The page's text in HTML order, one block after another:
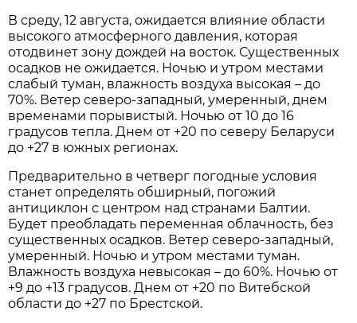
В среду, 12 августа, ожидается влияние области
высокого атмосферного давления, которая
отодвинет зону дождей на восток. Существенных
осадков не ожидается. Ночью и утром местами
слабый туман, влажность воздуха высокая – до
70%. Ветер северо-западный, умеренный, днем
временами порывистый. Ночью от 10 до 16
градусов тепла. Днем от +20 по северу Беларуси
до +27 в южных регионах.
Предварительно в четверг погодные условия
станет определять обширный, погожий
антициклон с центром над странами Балтии.
Будет преобладать переменная облачность, без
существенных осадков. Ветер северо-западный,
умеренный. Ночью и утром местами туман.
Влажность воздуха невысокая – до 60%. Ночью от
+9 до +13 градусов. Днем от +20 по Витебской
области до +27 по Брестской.